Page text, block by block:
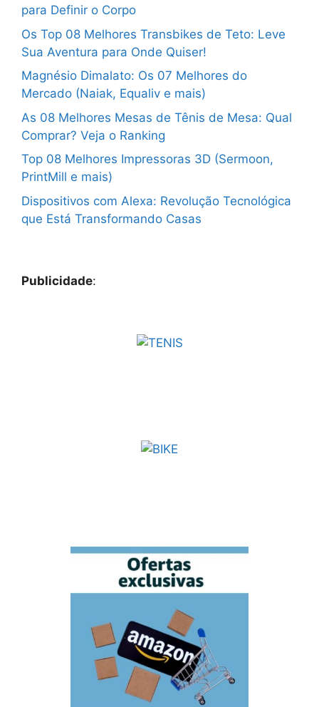
para Definir o Corpo
Os Top 08 Melhores Transbikes de Teto: Leve
Sua Aventura para Onde Quiser!
Magnésio Dimalato: Os 07 Melhores do
Mercado (Naiak, Equaliv e mais)
As 08 Melhores Mesas de Tênis de Mesa: Qual
Comprar? Veja o Ranking
Top 08 Melhores Impressoras 3D (Sermoon,
PrintMill e mais)
Dispositivos com Alexa: Revolução Tecnológica
que Está Transformando Casas
Publicidade: